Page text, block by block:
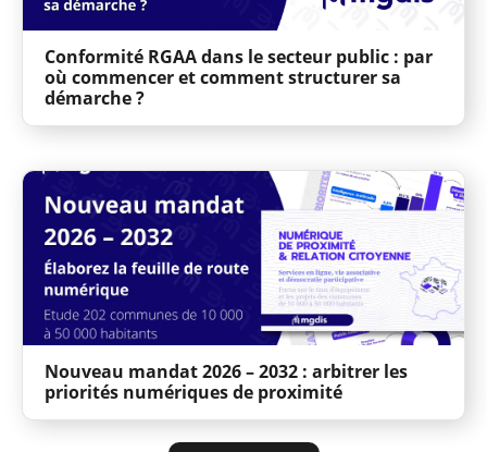
Conformité RGAA dans le secteur public : par
où commencer et comment structurer sa
démarche ?
Nouveau mandat 2026 – 2032 : arbitrer les
priorités numériques de proximité